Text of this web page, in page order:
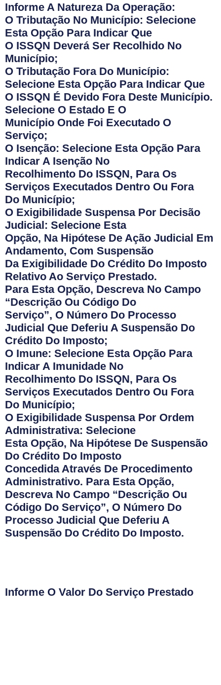
Informe A Natureza Da Operação:
O Tributação No Município: Selecione
Esta Opção Para Indicar Que
O ISSQN Deverá Ser Recolhido No
Município;
O Tributação Fora Do Município:
Selecione Esta Opção Para Indicar Que
O ISSQN É Devido Fora Deste Município.
Selecione O Estado E O
Município Onde Foi Executado O
Serviço;
O Isenção: Selecione Esta Opção Para
Indicar A Isenção No
Recolhimento Do ISSQN, Para Os
Serviços Executados Dentro Ou Fora
Do Município;
O Exigibilidade Suspensa Por Decisão
Judicial: Selecione Esta
Opção, Na Hipótese De Ação Judicial Em
Andamento, Com Suspensão
Da Exigibilidade Do Crédito Do Imposto
Relativo Ao Serviço Prestado.
Para Esta Opção, Descreva No Campo
“Descrição Ou Código Do
Serviço”, O Número Do Processo
Judicial Que Deferiu A Suspensão Do
Crédito Do Imposto;
O Imune: Selecione Esta Opção Para
Indicar A Imunidade No
Recolhimento Do ISSQN, Para Os
Serviços Executados Dentro Ou Fora
Do Município;
O Exigibilidade Suspensa Por Ordem
Administrativa: Selecione
Esta Opção, Na Hipótese De Suspensão
Do Crédito Do Imposto
Concedida Através De Procedimento
Administrativo. Para Esta Opção,
Descreva No Campo “Descrição Ou
Código Do Serviço”, O Número Do
Processo Judicial Que Deferiu A
Suspensão Do Crédito Do Imposto.
Informe O Valor Do Serviço Prestado